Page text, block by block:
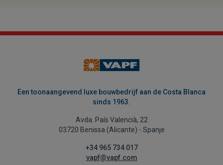
Een toonaangevend luxe bouwbedrijf aan de Costa Blanca
sinds 1963.
Avda. País Valencià, 22
03720 Benissa (Alicante) - Spanje
+34 965 734 017
vapf@vapf.com